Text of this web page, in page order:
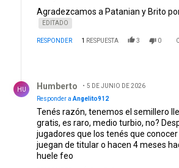
Agradezcamos a Patanian y Brito
EDITADO
RESPONDER 1 RESPUESTA 3 0
HU Humberto
5 DE JUNIO DE 2026
Responder a Angelito912
Tenés razón, tenemos el semillero
gratis, es raro, medio turbio, no?
jugadores que los tenés que
juegan de titular o hacen 4 meses
huele feo